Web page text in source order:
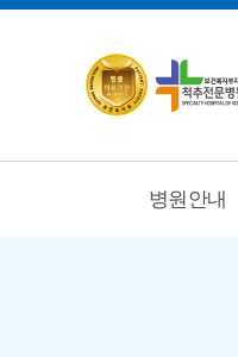
병원안내